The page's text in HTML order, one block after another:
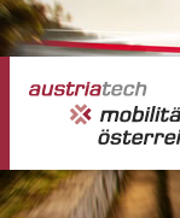
Direkt zum Inhalt